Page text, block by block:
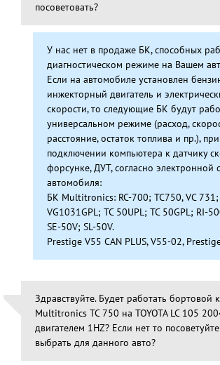
посоветовать?
У нас нет в продаже БК, способных
диагностическом режиме на Вашем
Если на автомобиле установлен
инжекторный двигатель и
скорости, то следующие БК будут
универсальном режиме (расход,
расстояние, остаток топлива и пр.), при
подключении компьютера к датчику
форсунке, ДУТ, согласно электронной
автомобиля:
БК Multitronics: RC-700; TC750, VC
VG1031GPL; TC 50UPL; TC 50GPL; RI-
SE-50V; SL-50V.
Prestige V55 CAN PLUS, V55-02,
Здравствуйте. Будет работать бортовой
Multitronics TC 750 на TOYOTA LC 105
двигателем 1HZ? Если нет то
выбрать для данного авто?